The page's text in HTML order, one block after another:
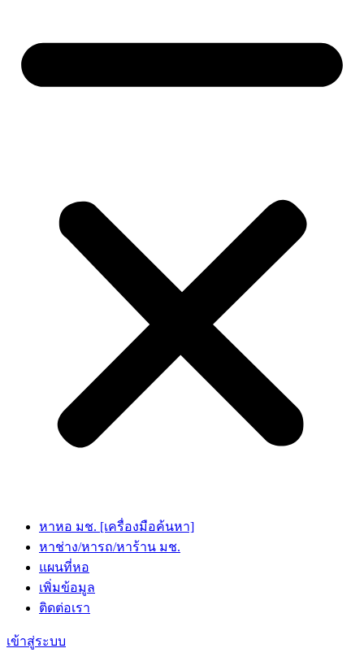
หาหอ มช. [เครื่องมือค้นหา]
หาช่าง/หารถ/หาร้าน มช.
แผนที่หอ
เพิ่มข้อมูล
ติดต่อเรา
เข้าสู่ระบบ